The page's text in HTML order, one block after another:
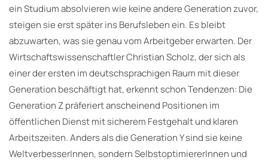
ein Studium absolvieren wie keine andere Generation zuvor,
steigen sie erst später ins Berufsleben ein. Es bleibt
abzuwarten, was sie genau vom Arbeitgeber erwarten. Der
Wirtschaftswissenschaftler Christian Scholz, der sich als
einer der ersten im deutschsprachigen Raum mit dieser
Generation beschäftigt hat, erkennt schon Tendenzen: Die
Generation Z präferiert anscheinend Positionen im
öffentlichen Dienst mit sicherem Festgehalt und klaren
Arbeitszeiten. Anders als die Generation Y sind sie keine
WeltverbesserInnen, sondern SelbstoptimiererInnen und